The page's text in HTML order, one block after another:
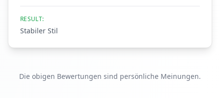
RESULT:
Stabiler Stil
Die obigen Bewertungen sind persönliche Meinungen.